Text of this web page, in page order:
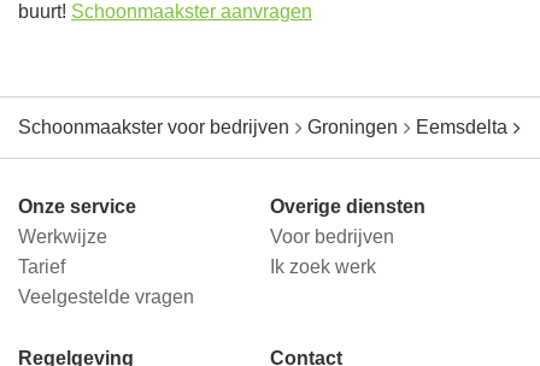
buurt! Schoonmaakster aanvragen
Schoonmaakster voor bedrijven Groningen Eemsdelta
Onze service
Werkwijze
Tarief
Veelgestelde vragen
Overige diensten
Voor bedrijven
Ik zoek werk
Regelgeving Contact